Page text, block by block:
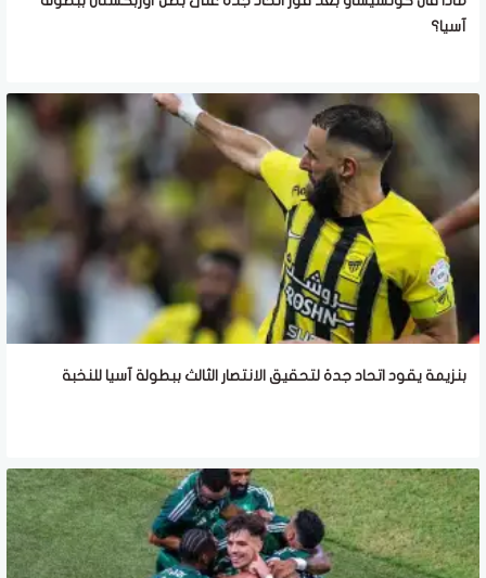
آسيا؟
بنزيمة يقود اتحاد جدة لتحقيق الانتصار الثالث ببطولة آسيا للنخبة